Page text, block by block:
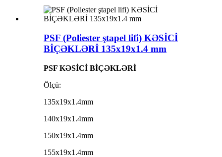
PSF (Poliester ştapel lifi) KƏSİCİ
BİÇƏKLƏRİ 135x19x1.4 mm
PSF KƏSİCİ BİÇƏKLƏRİ
Ölçü:
135x19x1.4mm
140x19x1.4mm
150x19x1.4mm
155x19x1.4mm